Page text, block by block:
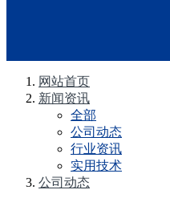
网站首页
新闻资讯
全部
公司动态
行业资讯
实用技术
公司动态